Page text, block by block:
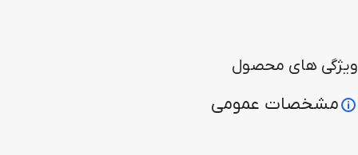
ویژگی های محصول
مشخصات عمومی